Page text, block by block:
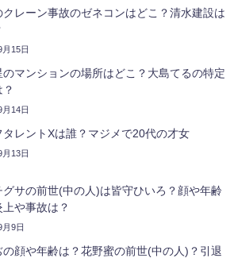
クレーン事故のゼネコンはどこ？清水建設は
15日
のマンションの場所はどこ？大島てるの特定
14日
タレントXは誰？マジメで20代の才女
13日
グサの前世(中の人)は皆守ひいろ？顔や年齢
上や事故は？
9日
の顔や年齢は？花野蜜の前世(中の人)？引退